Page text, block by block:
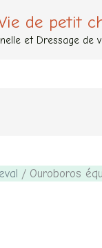
de petit
et Dressage de
Ouroboros